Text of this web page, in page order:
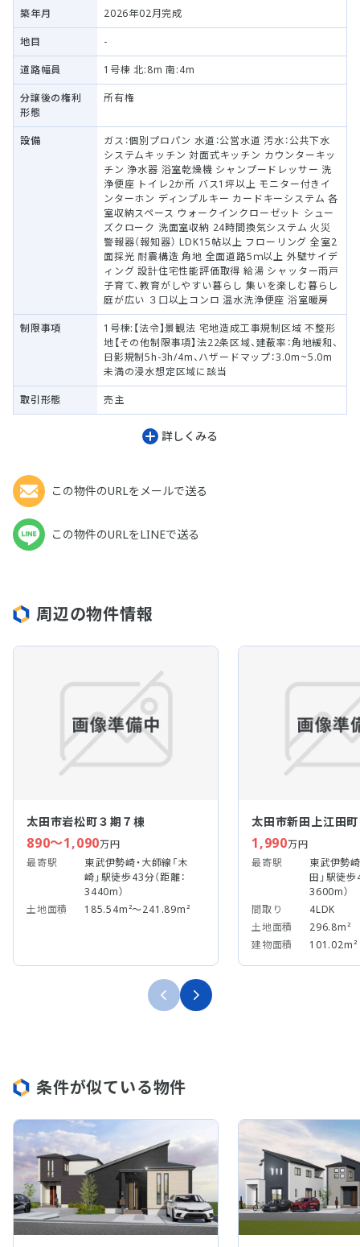
築年月 2026年02月完成
地目 -
道路幅員 1号棟 北:8m 南:4m
分譲後の権利
形態
所有権
設備
ガス：個別プロパン 水道：公営水道 汚水：公共下水
システムキッチン 対面式キッチン カウンターキッ
チン 浄水器 浴室乾燥機 シャンプードレッサー 洗
浄便座 トイレ2か所 バス1坪以上 モニター付きイ
ンターホン ディンプルキー カードキーシステム 各
室収納スペース ウォークインクローゼット シュー
ズクローク 洗面室収納 24時間換気システム 火災
警報器（報知器） LDK15帖以上 フローリング 全室2
面採光 耐震構造 角地 全面道路5ｍ以上 外壁サイデ
ィング 設計住宅性能評価取得 給湯 シャッター雨戸
子育て、教育がしやすい暮らし 集いを楽しむ暮らし
庭が広い ３口以上コンロ 温水洗浄便座 浴室暖房
制限事項
1号棟:【法令】景観法 宅地造成工事規制区域 不整形
地【その他制限事項】法22条区域、建蔽率：角地緩和、
日影規制5h-3h/4m、ハザードマップ：3.0m~5.0m
未満の浸水想定区域に該当
取引形態 売主
詳しくみる
この物件のURLをメールで送る
この物件のURLをLINEで送る
周辺の物件情報
太田市岩松町３期７棟
890～1,090万円
最寄駅
東武伊勢崎・大師線「木
崎」駅徒歩43分（距離：
3440m）
土地面積
185.54m²～241.89m²
太田市新田上江田
1,990万円
最寄駅
東武伊勢
田」駅徒歩
3600m）
間取り
4LDK
土地面積
296.8m²
建物面積
101.02m²
条件が似ている物件